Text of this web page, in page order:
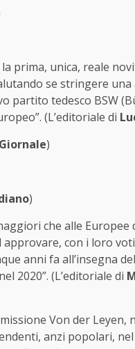
prima, unica, reale
se stringere una
partito tedesco BSW
(L’editoriale di
)
)
che alle
con i loro
anni fa all’insegna
2020”. (L’editoriale di
Von der Leyen,
anzi popolari, nel